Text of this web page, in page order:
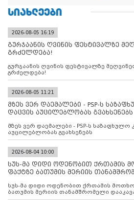
ᲡᲘᲐᲮᲚᲔᲔᲑᲘ
2026-08-05 16:19
გურჯაანის ღვინის ფესტივალზე
გრძელდება!
გურჯაანის ღვინის ფესტივალზე
გრძელდება!
2026-08-05 11:21
მზეს ვერ დაემალები - PSP-ს
დაცვის აუცილებლობას გვახსენებს
მზეს ვერ დაემალები - PSP-ს საზაფხულო
აუცილებლობას გვახსენებს
2026-08-04 10:00
სუს-მა დიდი ოდენობით ქრთამის
ფაქტზე ბათუმის მერიის
სუს-მა დიდი ოდენობით ქრთამის მოთხოვნისა და აღების ფაქტზე
ბათუმის მერიის თანამშრომელი